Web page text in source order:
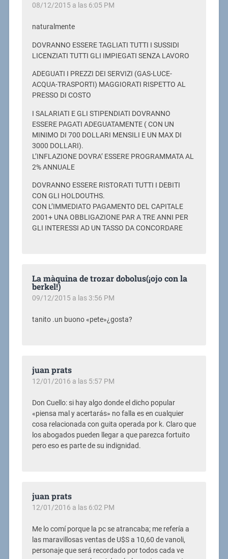
08/12/2015 a las 6:05 PM
naturalmente
DOVRANNO ESSERE TAGLIATI TUTTI I SUSSIDI
LICENZIATI TUTTI GLI IMPIEGATI SENZA LAVORO
ADEGUATI I PREZZI DEI SERVIZI (GAS-LUCE-
ACQUA-TRASPORTI) MAGGIORATI RISPETTO AL
PRESSO DI COSTO
I SALARIATI E GLI STIPENDIATI DOVRANNO
ESSERE PAGATI ADEGUATAMENTE ( CON UN
MINIMO DI 700 DOLLARI MENSILI E UN MAX DI
3000 DOLLARI).
L’INFLAZIONE DOVRA’ ESSERE PROGRAMMATA AL
2% ANNUALE
DOVRANNO ESSERE RISTORATI TUTTI I DEBITI
CON GLI HOLDOUTHS.
CON L’IMMEDIATO PAGAMENTO DEL CAPITALE
2001+ UNA OBBLIGAZIONE PAR A TRE ANNI PER
GLI INTERESSI AD UN TASSO DA CONCORDARE
La màquina de trozar dobolus(¡ojo con la
berkel!)
09/12/2015 a las 3:56 PM
tanito .un buono «pete»¿gosta?
juan prats
12/01/2016 a las 5:57 PM
Don Cuello: si hay algo donde el dicho popular
«piensa mal y acertarás» no falla es en cualquier
cosa relacionada con guita operada por k. Claro que
los abogados pueden llegar a que parezca fortuito
pero eso es parte de su indignidad.
juan prats
12/01/2016 a las 6:02 PM
Me lo comí porque la pc se atrancaba; me refería a
las maravillosas ventas de U$S a 10,60 de vanoli,
personaje que será recordado por todos cada ve